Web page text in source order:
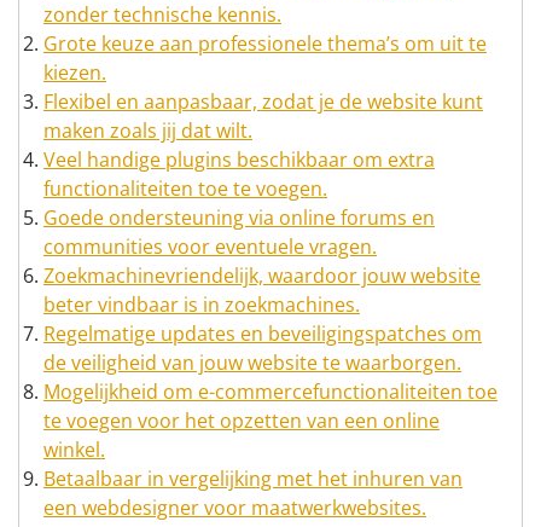
zonder technische kennis.
Grote keuze aan professionele thema’s om uit te
kiezen.
Flexibel en aanpasbaar, zodat je de website kunt
maken zoals jij dat wilt.
Veel handige plugins beschikbaar om extra
functionaliteiten toe te voegen.
Goede ondersteuning via online forums en
communities voor eventuele vragen.
Zoekmachinevriendelijk, waardoor jouw website
beter vindbaar is in zoekmachines.
Regelmatige updates en beveiligingspatches om
de veiligheid van jouw website te waarborgen.
Mogelijkheid om e-commercefunctionaliteiten toe
te voegen voor het opzetten van een online
winkel.
Betaalbaar in vergelijking met het inhuren van
een webdesigner voor maatwerkwebsites.